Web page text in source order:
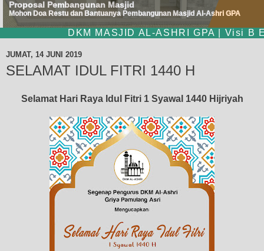
Proposal Pembangunan Masjid
Mohon Doa Restu dan Bantuanya Pembangunan Masjid Al-Ashri GPA
DKM MASJID AL-ASHRI GPA | Visi B
JUMAT, 14 JUNI 2019
SELAMAT IDUL FITRI 1440 H
Selamat Hari Raya Idul Fitri 1 Syawal 1440 Hijriyah